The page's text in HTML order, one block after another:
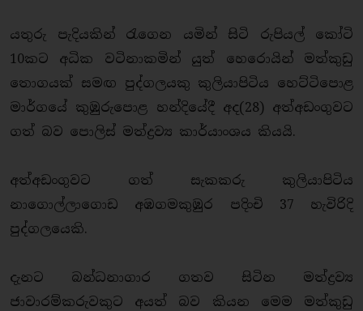
යතුරු පැදියකින් රැගෙන යමින් සිටි රුපියල් කෝටි
10කට අධික වටිනාකමින් යුත් හෙරොයින් මත්කුඩු
තොගයක් සමඟ පුද්ගලයකු කුලියාපිටිය හෙට්ටිපොළ
මාර්ගයේ කුඹුරුපොළ හන්දියේදී අද(28) අත්අඩංගුවට
ගත් බව පොලිස් මත්ද්‍රව්‍ය කාර්යාංශය කියයි.
අත්අඩංගුවට ගත් සැකකරු කුලියාපිටිය
නාගොල්ලාගොඩ අඹගමකුඹුර පදිංචි 37 හැවිරිදි
පුද්ගලයෙකි.
දැනට බන්ධනාගාර ගතව සිටින මත්ද්‍රව්‍ය
ජාවාරම්කරුවකුට අයත් බව කියන මෙම මත්කුඩු